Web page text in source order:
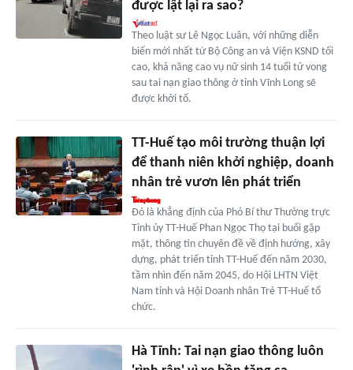
được lật lại ra sao?
Theo luật sư Lê Ngọc Luân, với những diễn
biến mới nhất từ Bộ Công an và Viện KSND tối
cao, khả năng cao vụ nữ sinh 14 tuổi tử vong
sau tai nạn giao thông ở tỉnh Vĩnh Long sẽ
được khởi tố.
TT-Huế tạo môi trường thuận lợi
để thanh niên khởi nghiệp, doanh
nhân trẻ vươn lên phát triển
Đó là khẳng định của Phó Bí thư Thường trực
Tỉnh ủy TT-Huế Phan Ngọc Thọ tại buổi gặp
mặt, thông tin chuyên đề về định hướng, xây
dựng, phát triển tỉnh TT-Huế đến năm 2030,
tầm nhìn đến năm 2045, do Hội LHTN Việt
Nam tỉnh và Hội Doanh nhân Trẻ TT-Huế tổ
chức.
Hà Tĩnh: Tai nạn giao thông luôn